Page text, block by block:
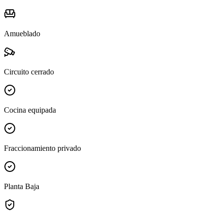
Amueblado
Circuito cerrado
Cocina equipada
Fraccionamiento privado
Planta Baja